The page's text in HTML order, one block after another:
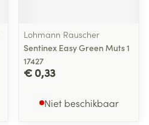
Lohmann Rauscher
Sentinex Easy Green Muts 1
17427
€ 0,33
Niet beschikbaar